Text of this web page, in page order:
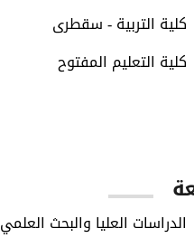
كلية التربية - سقطرى
كلية التعليم المفتوح
الدراسات العليا والبحث العلمي